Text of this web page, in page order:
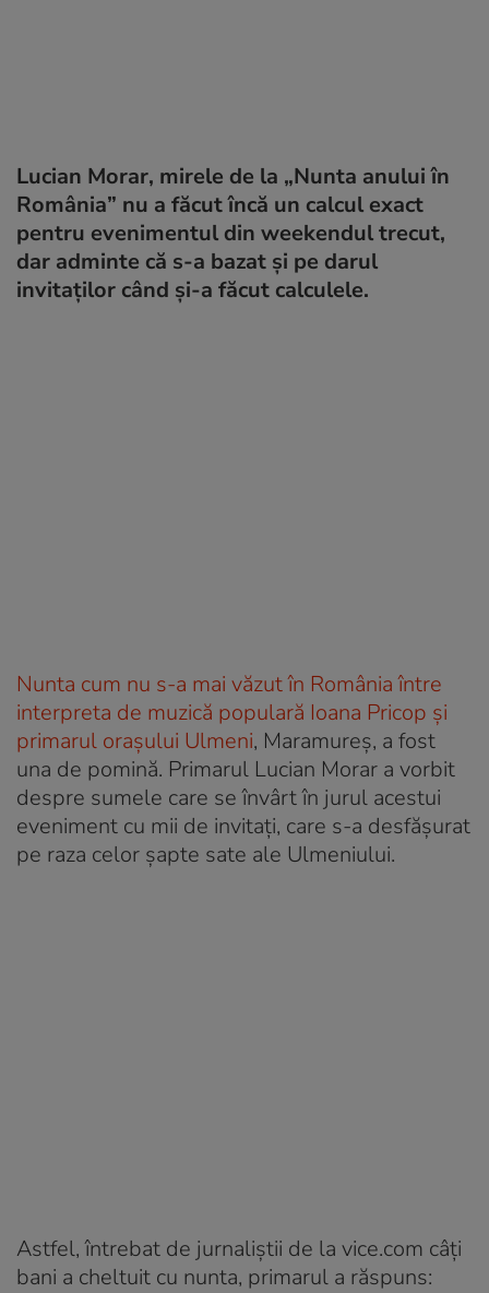
Lucian Morar, mirele de la „Nunta anului în
România” nu a făcut încă un calcul exact
pentru evenimentul din weekendul trecut,
dar adminte că s-a bazat și pe darul
invitaților când și-a făcut calculele.
Nunta cum nu s-a mai văzut în România între
interpreta de muzică populară Ioana Pricop și
primarul orașului Ulmeni, Maramureș, a fost
una de pomină. Primarul Lucian Morar a vorbit
despre sumele care se învârt în jurul acestui
eveniment cu mii de invitați, care s-a desfășurat
pe raza celor șapte sate ale Ulmeniului.
Astfel, întrebat de jurnaliștii de la vice.com câți
bani a cheltuit cu nunta, primarul a răspuns: